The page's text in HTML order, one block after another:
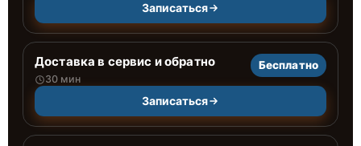
Записаться
Доставка в сервис и обратно
30 мин
Бесплатно
Записаться